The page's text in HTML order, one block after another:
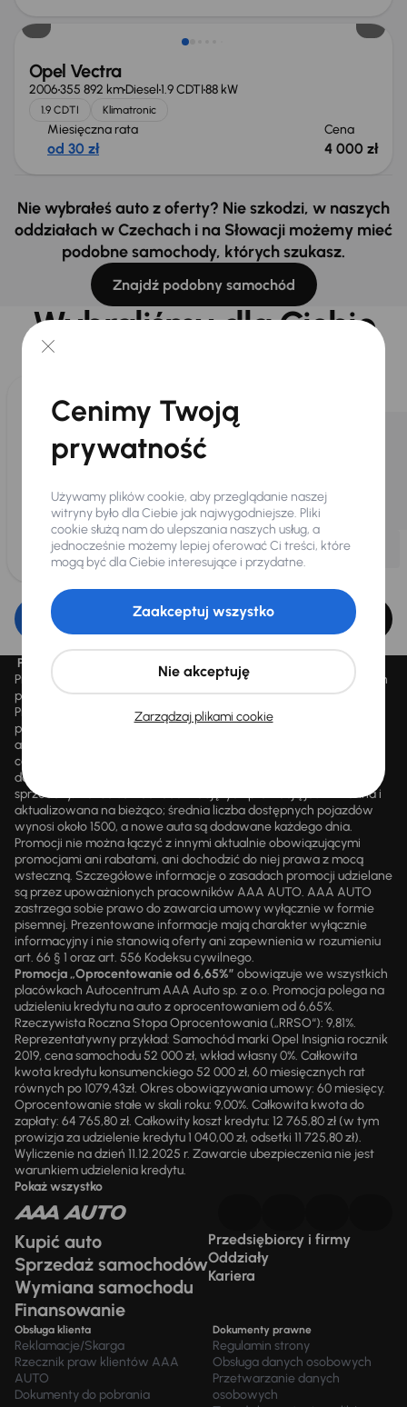
Opel Vectra
2006355 892 kmDiesel1.9 CDTI88 kW
1.9 CDTI Klimatronic
Miesięczna rata
od 30 zł
Cena
4 000 zł
Nie wybrałeś auto z oferty? Nie szkodzi, w naszych
oddziałach w Czechach i na Słowacji możemy mieć
podobne samochody, których szukasz.
Znajdź podobny samochód
Wybraliśmy dla Ciebie
Wybieramy dla Ciebie
Edytuj filtr
Promocja „Letnie przeceny aż 1500 aut”
Promocja „Letnie przeceny aż 1500 aut” obowiązuje we wszystkich
placówkach Autocentrum AAA AUTO Sp. z o.o. („AAA AUTO”).
Promocja polega na możliwości nabycia wybranych pojazdów
przecenionych, wskazanych w serwisie internetowym
aaaauto.pl/promocja, ze zniżką uwidocznioną w prezentowanej
cenie. Zniżka jest obliczana jako różnica pomiędzy najniższą ceną
danego pojazdu z 30 dni przed obniżką a jego aktualną ceną
sprzedaży. Liczba samochodów objętych promocją jest zmienna i
aktualizowana na bieżąco; średnia liczba dostępnych pojazdów
wynosi około 1500, a nowe auta są dodawane każdego dnia.
Promocji nie można łączyć z innymi aktualnie obowiązującymi
promocjami ani rabatami, ani dochodzić do niej prawa z mocą
wsteczną. Szczegółowe informacje o zasadach promocji udzielane
są przez upoważnionych pracowników AAA AUTO. AAA AUTO
zastrzega sobie prawo do zawarcia umowy wyłącznie w formie
pisemnej. Prezentowane informacje mają charakter wyłącznie
informacyjny i nie stanowią oferty ani zapewnienia w rozumieniu
art. 66 § 1 oraz art. 556 Kodeksu cywilnego.
Promocja „Oprocentowanie od 6,65%” obowiązuje we wszystkich
placówkach Autocentrum AAA Auto sp. z o.o. Promocja polega na
udzieleniu kredytu na auto z oprocentowaniem od 6,65%.
Rzeczywista Roczna Stopa Oprocentowania („RRSO“): 9,81%.
Reprezentatywny przykład: Samochód marki Opel Insignia rocznik
2019, cena samochodu 52 000 zł, wkład własny 0%. Całkowita
kwota kredytu konsumenckiego 52 000 zł, 60 miesięcznych rat
równych po 1079,43zł. Okres obowiązywania umowy: 60 miesięcy.
Oprocentowanie stałe w skali roku: 9,00%. Całkowita kwota do
zapłaty: 64 765,80 zł. Całkowity koszt kredytu: 12 765,80 zł (w tym
prowizja za udzielenie kredytu 1 040,00 zł, odsetki 11 725,80 zł).
Wyliczenie na dzień 11.12.2025 r. Zawarcie ubezpieczenia nie jest
warunkiem udzielenia kredytu.
Pokaż wszystko
Kupić auto
Sprzedaż samochodów
Wymiana samochodu
Finansowanie
Przedsiębiorcy i firmy
Oddziały
Kariera
Obsługa klienta
Reklamacje/Skarga
Rzecznik praw klientów AAA
AUTO
Dokumenty do pobrania
Dokumenty prawne
Regulamin strony
Obsługa danych osobowych
Przetwarzanie danych
osobowych
Cenimy Twoją
prywatność
Używamy plików cookie, aby przeglądanie naszej
witryny było dla Ciebie jak najwygodniejsze. Pliki
cookie służą nam do ulepszania naszych usług, a
jednocześnie możemy lepiej oferować Ci treści, które
mogą być dla Ciebie interesujące i przydatne.
Zarządzaj plikami cookie
Nie akceptuję
Zaakceptuj wszystko